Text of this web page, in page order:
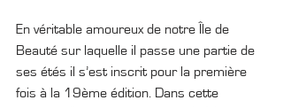
En véritable amoureux de notre Île de
Beauté sur laquelle il passe une partie de
ses étés il s’est inscrit pour la première
fois à la 19ème édition. Dans cette